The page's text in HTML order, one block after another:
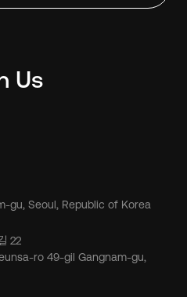
Us
22
ro 49-gil Gangnam-gu,
gu, Seoul, Republic of Korea